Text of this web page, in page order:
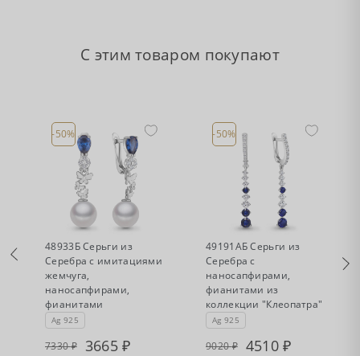
С этим товаром покупают
-50%
Есть в наличии
48933Б Серьги из
Серебра с имитациями
жемчуга,
наносапфирами,
фианитами
Ag 925
7330 3665
-50%
Есть в наличии
49191АБ Серьги из
Серебра с
наносапфирами,
фианитами из
коллекции "Клеопатра"
Ag 925
9020 4510